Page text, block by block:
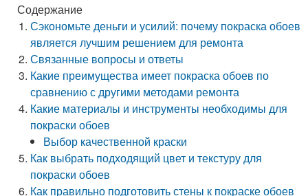
Содержание
Сэкономьте деньги и усилий: почему покраска обоев
является лучшим решением для ремонта
Связанные вопросы и ответы
Какие преимущества имеет покраска обоев по
сравнению с другими методами ремонта
Какие материалы и инструменты необходимы для
покраски обоев
Выбор качественной краски
Как выбрать подходящий цвет и текстуру для
покраски обоев
Как правильно подготовить стены к покраске обоев